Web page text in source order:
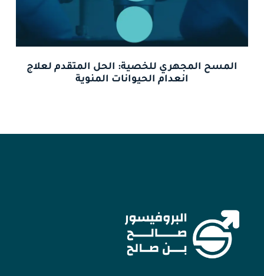
المسح المجهري للخصية: الحل المتقدم لعلاج
انعدام الحيوانات المنوية